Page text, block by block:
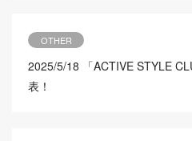
OTHER
2025/5/18
「ACTIVE STYLE
表！